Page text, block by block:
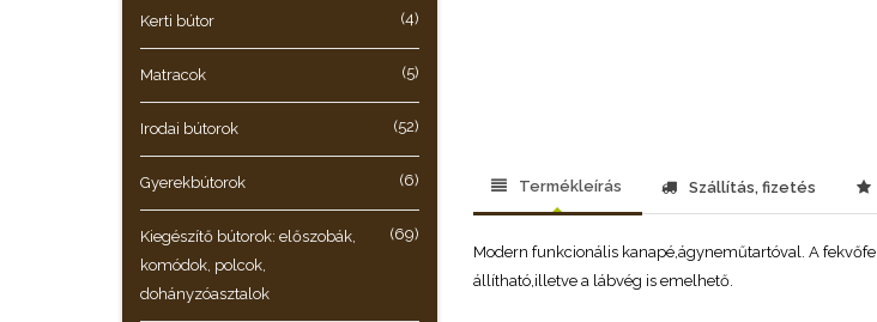
Termékleírás Szállítás, fizetés
Modern funkcionális kanapé,ágyneműtartóval. A
állítható,illetve a lábvég is emelhető.
Kerti bútor (4)
Matracok (5)
Irodai bútorok (52)
Gyerekbútorok (6)
Kiegészítő bútorok: előszobák,
komódok, polcok,
dohányzóasztalok
(69)